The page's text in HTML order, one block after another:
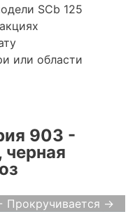
SCb 125
или области
903 -
черная
Прокручивается →